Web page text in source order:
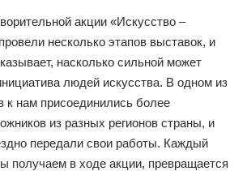
акции «Искусство –
несколько этапов выставок, и
насколько сильной может
людей искусства. В одном из
к нам присоединились более
из разных регионов страны, и
передали свои работы. Каждый
получаем в ходе акции, превращается